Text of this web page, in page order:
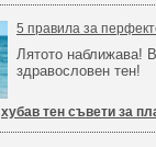
5 правила за
Лятото наближава!
здравословен тен!
хубав тен съвети за